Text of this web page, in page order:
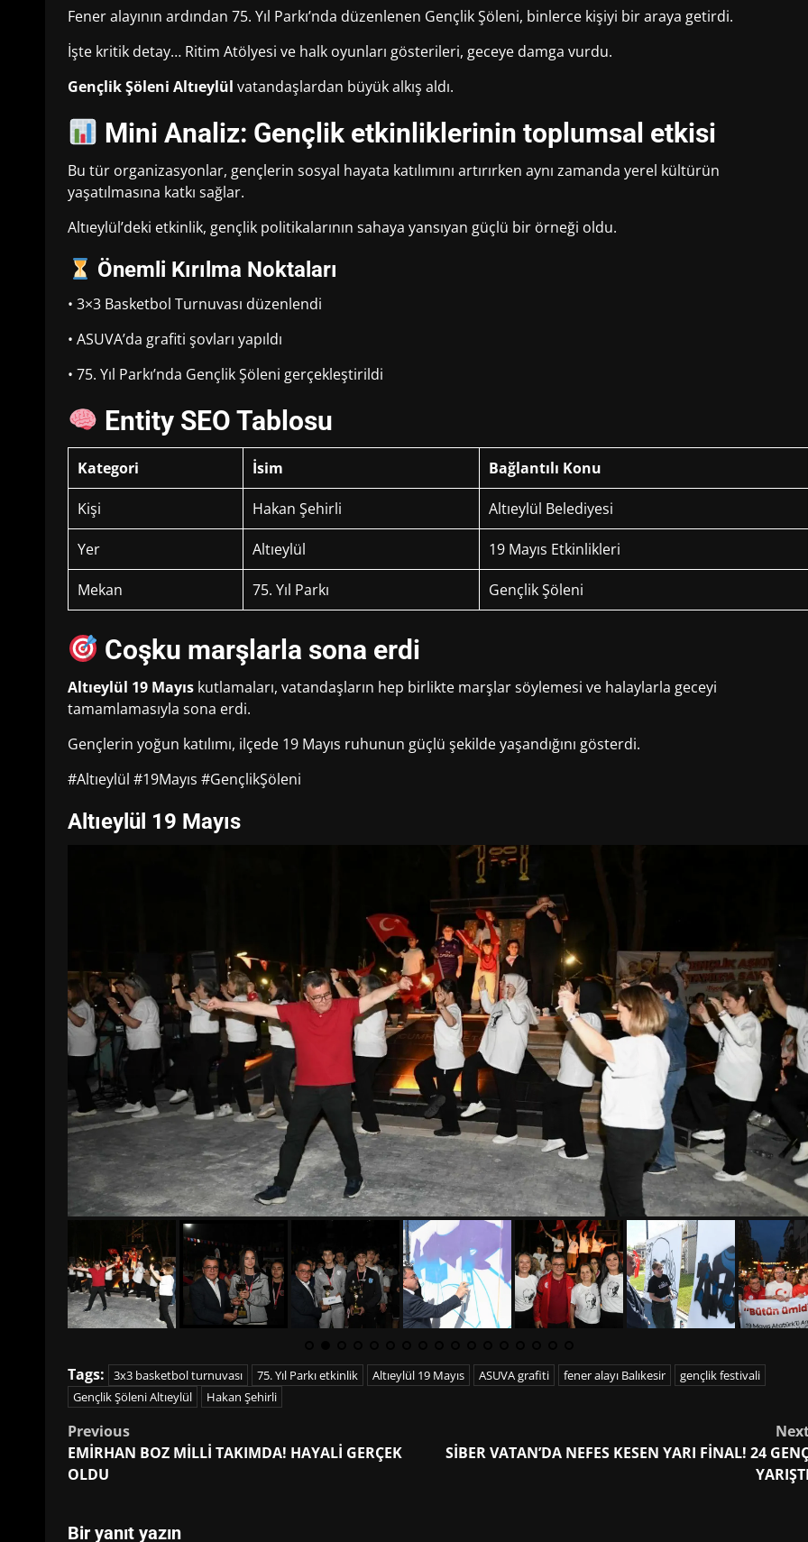
Fener alayının ardından 75. Yıl Parkı’nda düzenlenen Gençlik Şöleni, binlerce kişiyi bir araya getirdi.
İşte kritik detay… Ritim Atölyesi ve halk oyunları gösterileri, geceye damga vurdu.
Gençlik Şöleni Altıeylül vatandaşlardan büyük alkış aldı.
Mini Analiz: Gençlik etkinliklerinin toplumsal etkisi
Bu tür organizasyonlar, gençlerin sosyal hayata katılımını artırırken aynı zamanda yerel kültürün
yaşatılmasına katkı sağlar.
Altıeylül’deki etkinlik, gençlik politikalarının sahaya yansıyan güçlü bir örneği oldu.
Önemli Kırılma Noktaları
• 3×3 Basketbol Turnuvası düzenlendi
• ASUVA’da grafiti şovları yapıldı
• 75. Yıl Parkı’nda Gençlik Şöleni gerçekleştirildi
Entity SEO Tablosu
Kategori İsim Bağlantılı Konu
Kişi Hakan Şehirli Altıeylül Belediyesi
Yer Altıeylül 19 Mayıs Etkinlikleri
Mekan 75. Yıl Parkı Gençlik Şöleni
Coşku marşlarla sona erdi
Altıeylül 19 Mayıs kutlamaları, vatandaşların hep birlikte marşlar söylemesi ve halaylarla geceyi
tamamlamasıyla sona erdi.
Gençlerin yoğun katılımı, ilçede 19 Mayıs ruhunun güçlü şekilde yaşandığını gösterdi.
#Altıeylül #19Mayıs #GençlikŞöleni
Altıeylül 19 Mayıs
Tags: 3x3 basketbol turnuvası 75. Yıl Parkı etkinlik Altıeylül 19 Mayıs ASUVA grafiti fener alayı Balıkesir
gençlik festivali
Gençlik Şöleni Altıeylül
Hakan Şehirli
Post
navigation
Previous
EMİRHAN BOZ MİLLİ TAKIMDA! HAYALİ GERÇEK
OLDU
SİBER VATAN’DA NEFES KESEN YARI FİNAL! 24
YARIŞTI
Bir yanıt yazın